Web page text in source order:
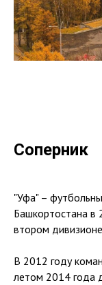
Соперник
"Уфа" –
Башкортостана в
втором
В 2012 году
летом 2014 года